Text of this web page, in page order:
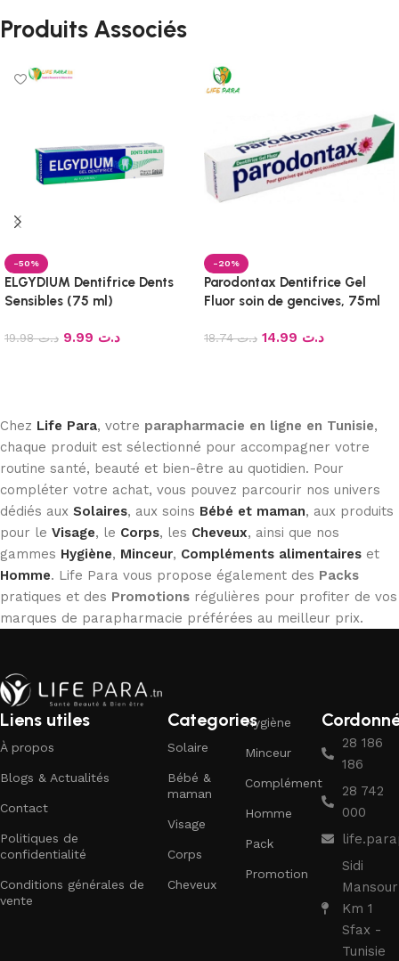
Produits Associés
-50%
ELGYDIUM Dentifrice Dents
Sensibles (75 ml)
د.ت19.98 د.ت
-20%
Parodontax Dentifrice Gel
Fluor soin de gencives, 75ml
د.ت18.74 د.ت
Chez Life Para, votre parapharmacie en ligne en Tunisie,
chaque produit est sélectionné pour accompagner votre
routine santé, beauté et bien-être au quotidien. Pour
compléter votre achat, vous pouvez parcourir nos univers
dédiés aux Solaires, aux soins Bébé et maman, aux produits
pour le Visage, le Corps, les Cheveux, ainsi que nos
gammes Hygiène, Minceur, Compléments alimentaires et
Homme. Life Para vous propose également des Packs
pratiques et des Promotions régulières pour profiter de vos
marques de parapharmacie préférées au meilleur prix.
Liens utiles
À propos
Blogs & Actualités
Contact
Politiques de
confidentialité
Conditions générales de
vente
Categories
Solaire
Bébé &
maman
Visage
Corps
Cheveux
Hygiène
Minceur
Complément
Homme
Pack
Promotion
28 186
186
28 742
000
Sidi
Mansour
Km 1
Sfax -
Tunisie